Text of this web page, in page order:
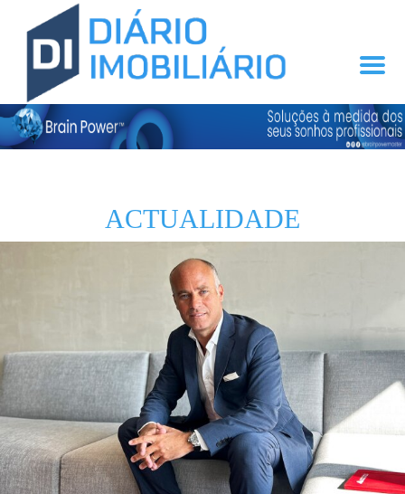
ACTUALIDADE